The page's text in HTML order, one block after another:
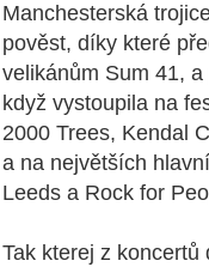
Manchesterská
pověst, díky které
velikánům Sum 41,
když vystoupila na
2000 Trees, Kendal
a na největších
Leeds a Rock for
Tak kterej z